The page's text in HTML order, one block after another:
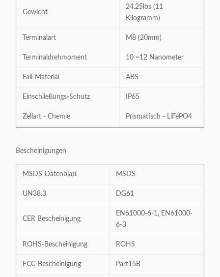
Gewicht
24.25lbs (11
Kilogramm)
Terminalart M8 (20mm)
Terminaldrehmoment 10 ~12 Nanometer
Fall-Material ABS
Einschließungs-Schutz IP65
Zellart - Chemie Prismatisch - LiFePO4
Bescheinigungen
MSDS-Datenblatt MSDS
UN38.3 DG61
CER Bescheinigung
EN61000-6-1, EN61000-
6-3
ROHS-Bescheinigung ROHS
FCC-Bescheinigung Part15B